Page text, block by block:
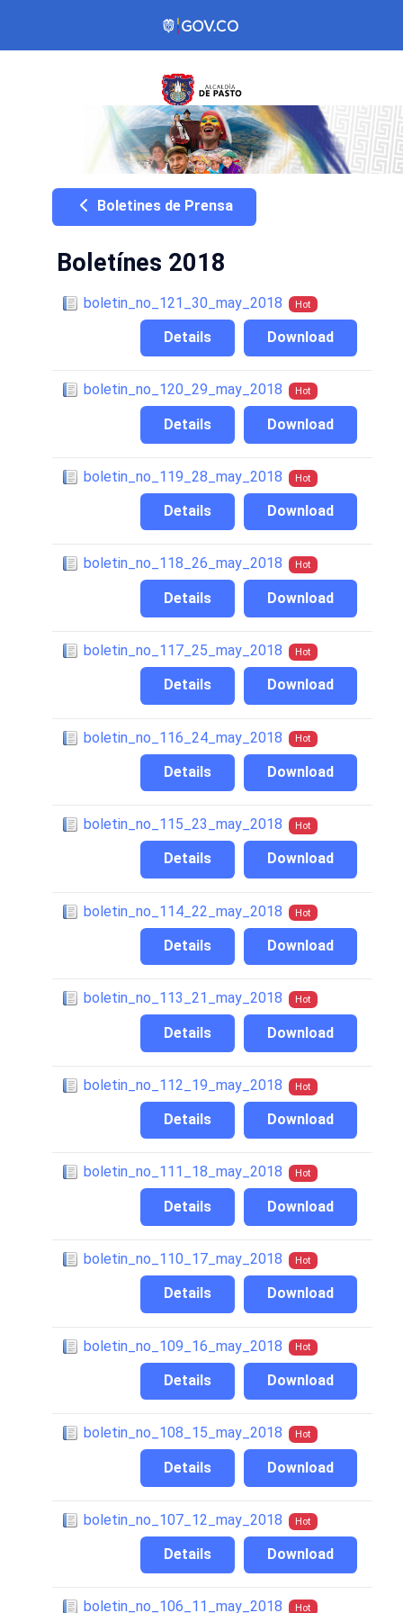
Boletines de Prensa
Boletínes 2018
boletin_no_121_30_may_2018 Hot
Download
Details
boletin_no_120_29_may_2018 Hot
Download
Details
boletin_no_119_28_may_2018 Hot
Download
Details
boletin_no_118_26_may_2018 Hot
Download
Details
boletin_no_117_25_may_2018 Hot
Download
Details
boletin_no_116_24_may_2018 Hot
Download
Details
boletin_no_115_23_may_2018 Hot
Download
Details
boletin_no_114_22_may_2018 Hot
Download
Details
boletin_no_113_21_may_2018 Hot
Download
Details
boletin_no_112_19_may_2018 Hot
Download
Details
boletin_no_111_18_may_2018 Hot
Download
Details
boletin_no_110_17_may_2018 Hot
Download
Details
boletin_no_109_16_may_2018 Hot
Download
Details
boletin_no_108_15_may_2018 Hot
Download
Details
boletin_no_107_12_may_2018 Hot
Download
Details
boletin_no_106_11_may_2018 Hot